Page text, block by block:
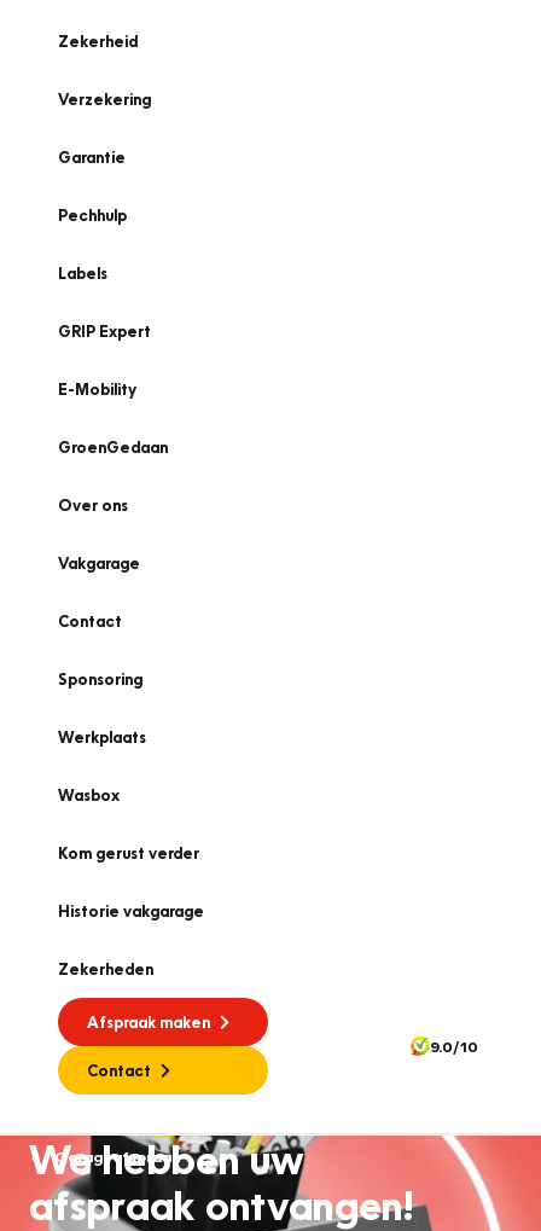
Zekerheid
Verzekering
Garantie
Pechhulp
Labels
GRIP Expert
E-Mobility
GroenGedaan
Over ons
Vakgarage
Contact
Sponsoring
Werkplaats
Wasbox
Kom gerust verder
Historie vakgarage
Zekerheden
Afspraak maken
Contact
9.0/10
Garageafspraak
We hebben uw
afspraak ontvangen!